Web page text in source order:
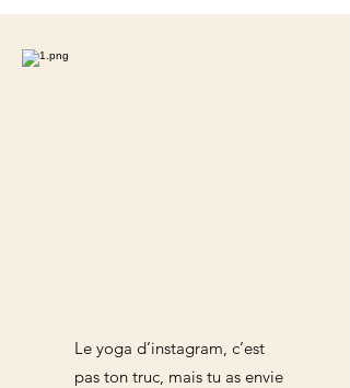
Le yoga d’instagram, c’est
pas ton truc, mais tu as envie